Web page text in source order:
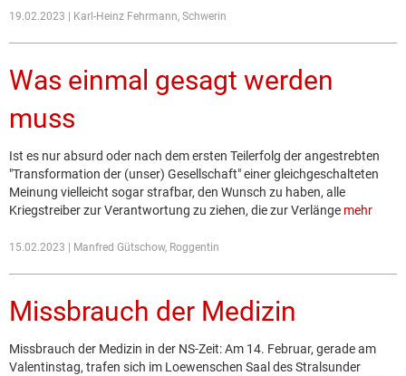
19.02.2023 | Karl-Heinz Fehrmann, Schwerin
Was einmal gesagt werden
muss
Ist es nur absurd oder nach dem ersten Teilerfolg der angestrebten
"Transformation der (unser) Gesellschaft" einer gleichgeschalteten
Meinung vielleicht sogar strafbar, den Wunsch zu haben, alle
Kriegstreiber zur Verantwortung zu ziehen, die zur Verlänge mehr
15.02.2023 | Manfred Gütschow, Roggentin
Missbrauch der Medizin
Missbrauch der Medizin in der NS-Zeit: Am 14. Februar, gerade am
Valentinstag, trafen sich im Loewenschen Saal des Stralsunder